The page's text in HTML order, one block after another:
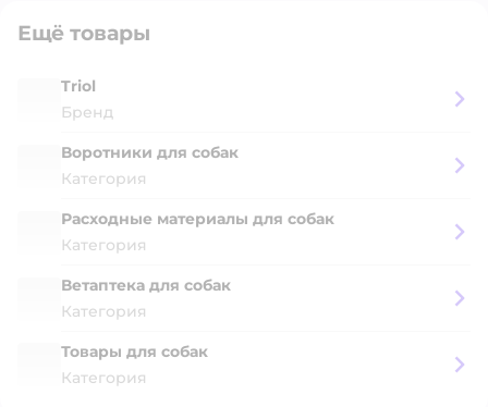
Ещё товары
Triol
Бренд
Воротники для собак
Категория
Расходные материалы для собак
Категория
Ветаптека для собак
Категория
Товары для собак
Категория